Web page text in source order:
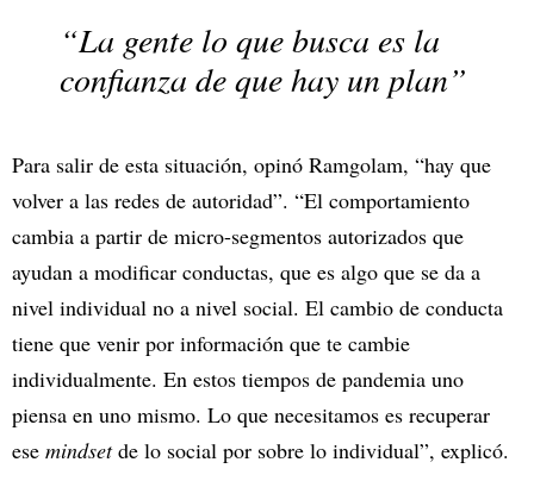
“La gente lo que busca es la
confianza de que hay un plan”
Para salir de esta situación, opinó Ramgolam, “hay que
volver a las redes de autoridad”. “El comportamiento
cambia a partir de micro-segmentos autorizados que
ayudan a modificar conductas, que es algo que se da a
nivel individual no a nivel social. El cambio de conducta
tiene que venir por información que te cambie
individualmente. En estos tiempos de pandemia uno
piensa en uno mismo. Lo que necesitamos es recuperar
ese mindsetde lo social por sobre lo individual”, explicó.